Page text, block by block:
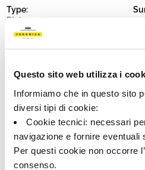
Questo sito web utilizza i
Informiamo che in questo sito
diversi tipi di cookie:
Cookie tecnici: necessari
navigazione e fornire eventuali
Per questi cookie non occorre
consenso.
Type:
Plain
Format:
60.0x120.0
V2
Share: